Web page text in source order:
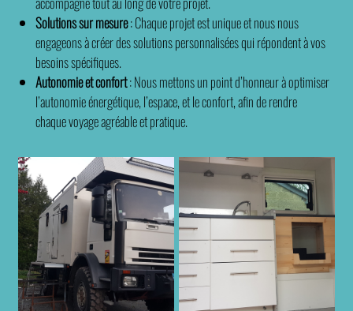
Solutions sur mesure: Chaque projet est unique et nous nous
engageons à créer des solutions personnalisées qui répondent à vos
besoins spécifiques.
Autonomie et confort: Nous mettons un point d’honneur à optimiser
l’autonomie énergétique, l’espace, et le confort, afin de rendre
chaque voyage agréable et pratique.